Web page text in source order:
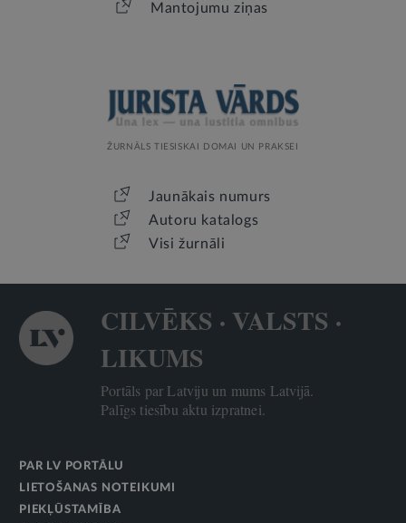
Mantojumu ziņas
ŽURNĀLS TIESISKAI DOMAI UN PRAKSEI
Jaunākais numurs
Autoru katalogs
Visi žurnāli
CILVĒKS · VALSTS ·
LIKUMS
Portāls par Latviju un mums Latvijā.
Palīgs tiesību aktu izpratnei.
PAR LV PORTĀLU
LIETOŠANAS NOTEIKUMI
PIEKĻŪSTAMĪBA